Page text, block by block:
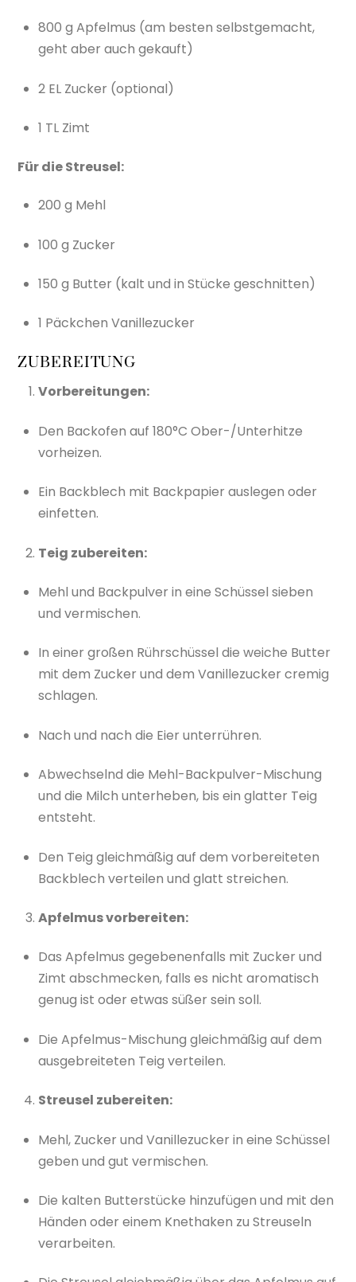
800 g Apfelmus (am besten selbstgemacht,
geht aber auch gekauft)
2 EL Zucker (optional)
1 TL Zimt
Für die Streusel:
200 g Mehl
100 g Zucker
150 g Butter (kalt und in Stücke geschnitten)
1 Päckchen Vanillezucker
ZUBEREITUNG
Vorbereitungen:
Den Backofen auf 180°C Ober-/Unterhitze
vorheizen.
Ein Backblech mit Backpapier auslegen oder
einfetten.
Teig zubereiten:
Mehl und Backpulver in eine Schüssel sieben
und vermischen.
In einer großen Rührschüssel die weiche Butter
mit dem Zucker und dem Vanillezucker cremig
schlagen.
Nach und nach die Eier unterrühren.
Abwechselnd die Mehl-Backpulver-Mischung
und die Milch unterheben, bis ein glatter Teig
entsteht.
Den Teig gleichmäßig auf dem vorbereiteten
Backblech verteilen und glatt streichen.
Apfelmus vorbereiten:
Das Apfelmus gegebenenfalls mit Zucker und
Zimt abschmecken, falls es nicht aromatisch
genug ist oder etwas süßer sein soll.
Die Apfelmus-Mischung gleichmäßig auf dem
ausgebreiteten Teig verteilen.
Streusel zubereiten:
Mehl, Zucker und Vanillezucker in eine Schüssel
geben und gut vermischen.
Die kalten Butterstücke hinzufügen und mit den
Händen oder einem Knethaken zu Streuseln
verarbeiten.